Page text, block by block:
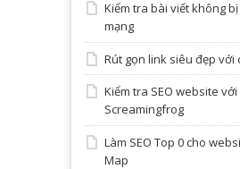
Kiểm tra bài viết không
mạng
Rút gọn link siêu đẹp với
Kiểm tra SEO website với
Screamingfrog
Làm SEO Top 0 cho
Map